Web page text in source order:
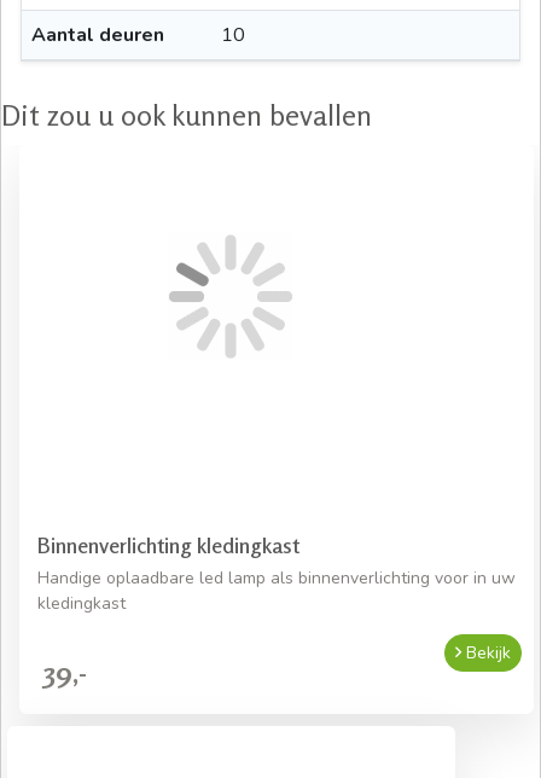
Aantal deuren
10
Dit zou u ook kunnen bevallen
Binnenverlichting kledingkast
Handige oplaadbare led lamp als binnenverlichting voor in uw
kledingkast
39,-
Bekijk